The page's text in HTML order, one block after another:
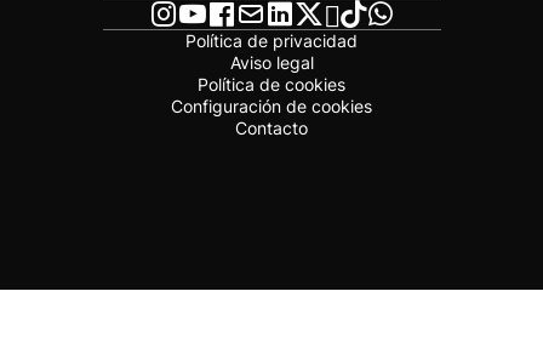
Política de privacidad
Aviso legal
Política de cookies
Configuración de cookies
Contacto